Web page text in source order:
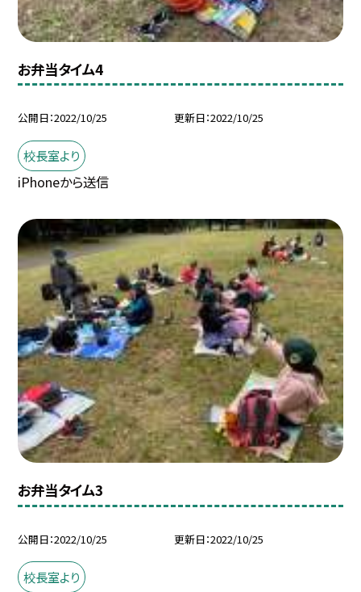
お弁当タイム4
公開日 2022/10/25 更新日 2022/10/25
校長室より
iPhoneから送信
お弁当タイム3
公開日 2022/10/25 更新日 2022/10/25
校長室より